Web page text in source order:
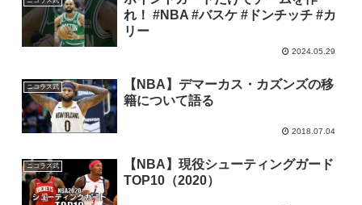
れ！ #NBA #バスケ #ドンチッチ #カ
リー
2024.05.29
ニコラス武
【NBA】デマーカス・カズンズの移
籍について語る
2018.07.04
ニコラス武
【NBA】現役シューティングガード
TOP10（2020）